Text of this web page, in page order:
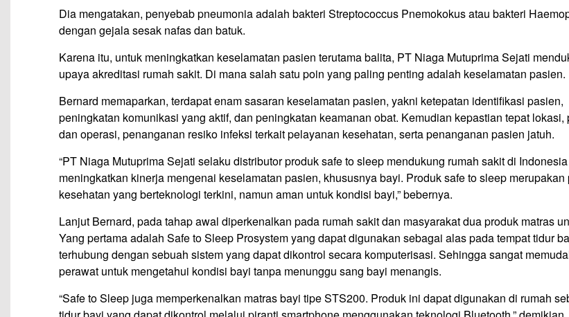
Dia mengatakan, penyebab pneumonia adalah bakteri Streptococcus Pnemokokus atau bakteri
dengan gejala sesak nafas dan batuk.
Karena itu, untuk meningkatkan keselamatan pasien terutama balita, PT Niaga Mutuprima Sejati
upaya akreditasi rumah sakit. Di mana salah satu poin yang paling penting adalah keselamatan pasien.
Bernard memaparkan, terdapat enam sasaran keselamatan pasien, yakni ketepatan identifikasi pasien,
peningkatan komunikasi yang aktif, dan peningkatan keamanan obat. Kemudian kepastian tepat lokasi,
dan operasi, penanganan resiko infeksi terkait pelayanan kesehatan, serta penanganan pasien jatuh.
“PT Niaga Mutuprima Sejati selaku distributor produk safe to sleep mendukung rumah sakit di
meningkatkan kinerja mengenai keselamatan pasien, khususnya bayi. Produk safe to sleep merupakan
kesehatan yang berteknologi terkini, namun aman untuk kondisi bayi,” bebernya.
Lanjut Bernard, pada tahap awal diperkenalkan pada rumah sakit dan masyarakat dua produk matras
Yang pertama adalah Safe to Sleep Prosystem yang dapat digunakan sebagai alas pada tempat tidur
terhubung dengan sebuah sistem yang dapat dikontrol secara komputerisasi. Sehingga sangat
perawat untuk mengetahui kondisi bayi tanpa menunggu sang bayi menangis.
“Safe to Sleep juga memperkenalkan matras bayi tipe STS200. Produk ini dapat digunakan di rumah